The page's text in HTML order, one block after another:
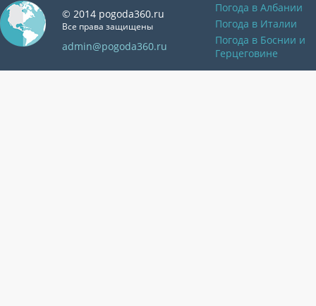
© 2014 pogoda360.ru
Все права защищены
admin@pogoda360.ru
Погода в Албании
Погода в Италии
Погода в Боснии и
Герцеговине